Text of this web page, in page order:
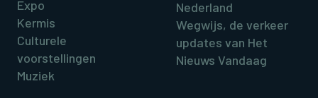
Expo
Kermis
Culturele
voorstellingen
Muziek
Nederland
Wegwijs, de verkeer
updates van Het
Nieuws Vandaag